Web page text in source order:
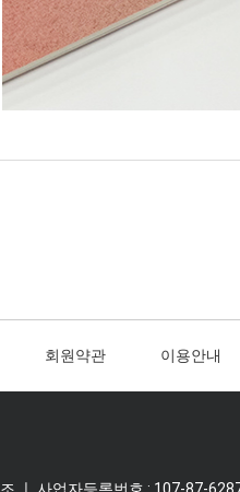
회원약관 이용안내